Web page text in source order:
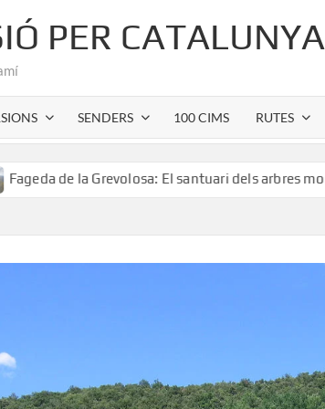
PER CATALUNYA
SENDERS 100 CIMS RUTES
El santuari dels arbres monumentals